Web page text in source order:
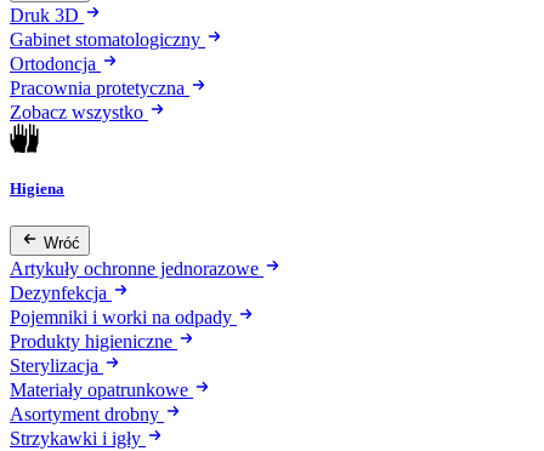
Druk 3D
Gabinet stomatologiczny
Ortodoncja
Pracownia protetyczna
Zobacz wszystko
Higiena
Wróć
Artykuły ochronne jednorazowe
Dezynfekcja
Pojemniki i worki na odpady
Produkty higieniczne
Sterylizacja
Materiały opatrunkowe
Asortyment drobny
Strzykawki i igły